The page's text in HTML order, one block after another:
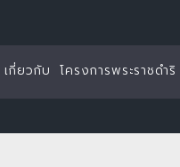
เกี่ยวกับ โครงการพระราชดำริ